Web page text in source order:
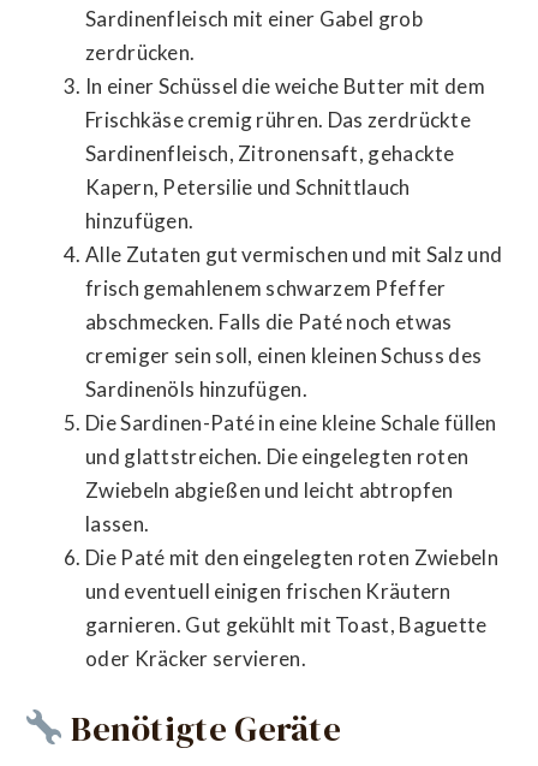
Sardinenfleisch mit einer Gabel grob
zerdrücken.
In einer Schüssel die weiche Butter mit dem
Frischkäse cremig rühren. Das zerdrückte
Sardinenfleisch, Zitronensaft, gehackte
Kapern, Petersilie und Schnittlauch
hinzufügen.
Alle Zutaten gut vermischen und mit Salz und
frisch gemahlenem schwarzem Pfeffer
abschmecken. Falls die Paté noch etwas
cremiger sein soll, einen kleinen Schuss des
Sardinenöls hinzufügen.
Die Sardinen-Paté in eine kleine Schale füllen
und glattstreichen. Die eingelegten roten
Zwiebeln abgießen und leicht abtropfen
lassen.
Die Paté mit den eingelegten roten Zwiebeln
und eventuell einigen frischen Kräutern
garnieren. Gut gekühlt mit Toast, Baguette
oder Kräcker servieren.
Benötigte Geräte